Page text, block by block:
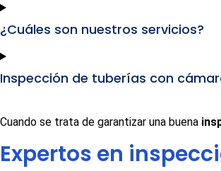
¿Cuáles son nuestros servicios?
Inspección de tuberías con
Cuando se trata de garantizar una buena
Expertos en